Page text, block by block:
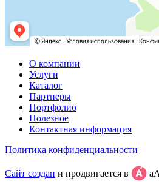
О компании
Услуги
Каталог
Партнеры
Портфолио
Полезное
Контактная информация
Политика конфиденциальности
Сайт создан и продвигается в